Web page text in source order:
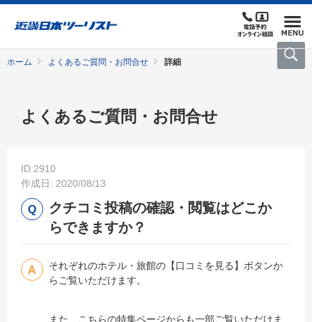
ホーム よくあるご質問・お問合せ 詳細
よくあるご質問・お問合せ
ID:2910
作成日: 2020/08/13
クチコミ投稿の確認・閲覧はどこか
らできますか？
それぞれのホテル・旅館の【口コミを見る】ボタンか
らご覧いただけます。
また、こちらの特集ページからも一部ご覧いただけま